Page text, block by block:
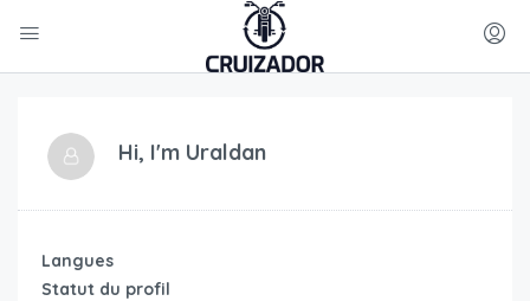
Hi, I'm Uraldan
Langues
Statut du profil